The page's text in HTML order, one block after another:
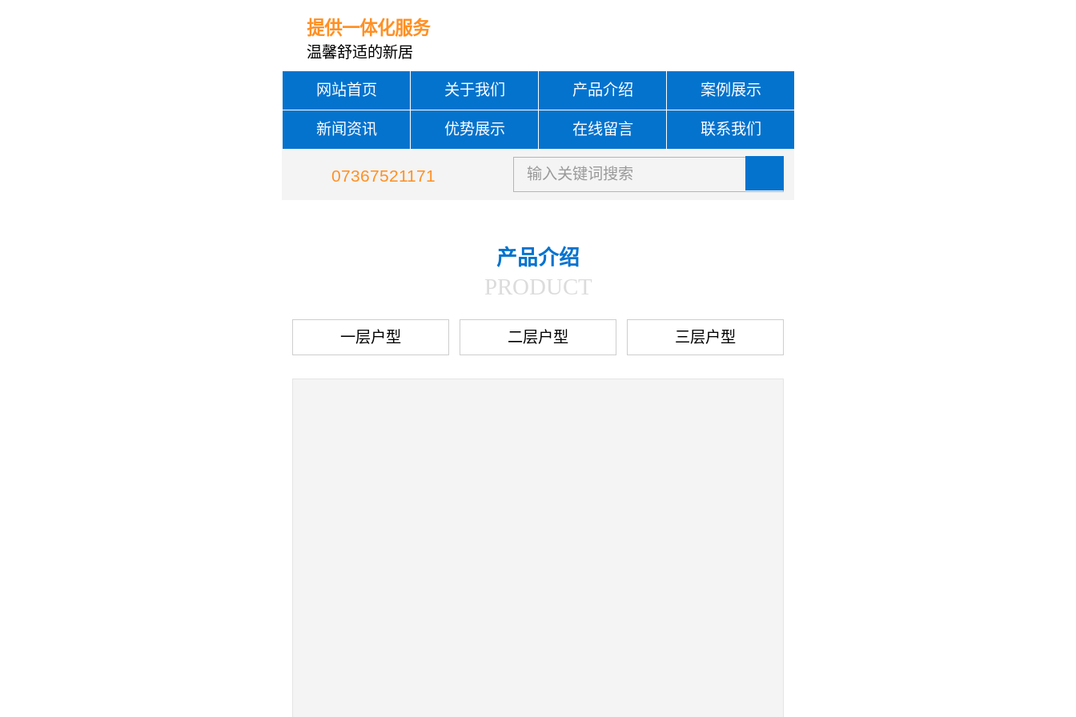
提供一体化服务
温馨舒适的新居
网站首页 关于我们 产品介绍 案例展示
新闻资讯 优势展示 在线留言 联系我们
07367521171
产品介绍
PRODUCT
一层户型 二层户型 三层户型